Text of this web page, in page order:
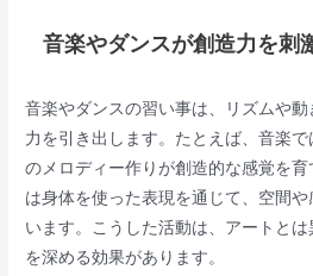
音楽やダンスが創造力を刺
音楽やダンスの習い事は、リズムや
力を引き出します。たとえば、音楽
のメロディー作りが創造的な感覚を
は身体を使った表現を通じて、空間
います。こうした活動は、アートと
を深める効果があります。